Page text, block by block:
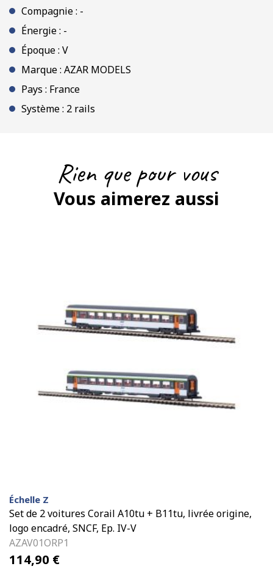
Compagnie : -
Énergie : -
Époque : V
Marque : AZAR MODELS
Pays : France
Système : 2 rails
Rien que pour vous
Vous aimerez aussi
Échelle Z
Set de 2 voitures Corail A10tu + B11tu, livrée origine,
logo encadré, SNCF, Ep. IV-V
AZAV01ORP1
114,90 €